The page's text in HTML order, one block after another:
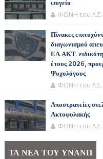
ψυγείο
ΦΩΝΗ του Λ.Σ.
Πίνακες
διαγωνισμού
ΕΛ.ΑΚΤ.
έτους 2026,
Ψυχολόγους
ΦΩΝΗ του Λ.Σ.
Αποστρατείες
Ακτοφυλακής
ΦΩΝΗ του Λ.Σ.
ΤΑ ΝΕΑ ΤΟΥ ΥΝΑΝΠ